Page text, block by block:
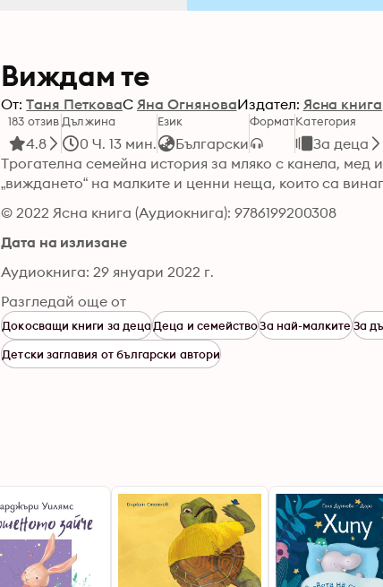
Виждам те
От: Таня ПетковаС Яна ОгняноваИздател: Ясна книга
183 отзив
4.8
Дължина
0 Ч. 13 мин.
Език
Български
ФорматКатегория
За деца
Трогателна семейна история за мляко с канела, мед
„виждането“ на малките и ценни неща, които са
© 2022 Ясна книга (Аудиокнига): 9786199200308
Дата на излизане
Аудиокнига: 29 януари 2022 г.
Разгледай още от
Докосващи книги за децаДеца и семействоЗа най-малкитеЗа
Детски заглавия от български автори